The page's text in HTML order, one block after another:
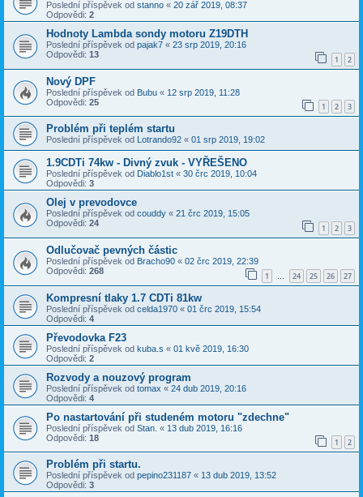
Poslední příspěvek od stanno « 20 zář 2019, 08:37
Odpovědi: 2
Hodnoty Lambda sondy motoru Z19DTH
Poslední příspěvek od pajak7 « 23 srp 2019, 20:16
Odpovědi: 13 1 2
Nový DPF
Poslední příspěvek od Bubu « 12 srp 2019, 11:28
Odpovědi: 25 1 2 3
Problém při teplém startu
Poslední příspěvek od Lotrando92 « 01 srp 2019, 19:02
1.9CDTi 74kw - Divný zvuk - VYŘEŠENO
Poslední příspěvek od Diablo1st « 30 črc 2019, 10:04
Odpovědi: 3
Olej v prevodovce
Poslední příspěvek od couddy « 21 črc 2019, 15:05
Odpovědi: 24 1 2 3
Odlučovač pevných částic
Poslední příspěvek od Bracho90 « 02 črc 2019, 22:39
Odpovědi: 268 1 … 24 25 26 27
Kompresní tlaky 1.7 CDTi 81kw
Poslední příspěvek od celda1970 « 01 črc 2019, 15:54
Odpovědi: 4
Převodovka F23
Poslední příspěvek od kuba.s « 01 kvě 2019, 16:30
Odpovědi: 2
Rozvody a nouzový program
Poslední příspěvek od tomax « 24 dub 2019, 20:16
Odpovědi: 4
Po nastartování při studeném motoru "zdechne"
Poslední příspěvek od Stan. « 13 dub 2019, 16:16
Odpovědi: 18 1 2
Problém při startu.
Poslední příspěvek od pepino231187 « 13 dub 2019, 13:52
Odpovědi: 3